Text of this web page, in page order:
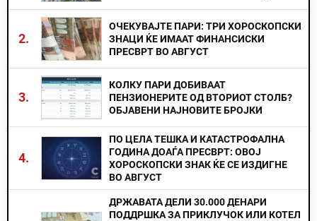
2.
ОЧЕКУВАЈТЕ ПАРИ: ТРИ ХОРОСКОПСКИ
ЗНАЦИ ЌЕ ИМААТ ФИНАНСИСКИ
ПРЕСВРТ ВО АВГУСТ
3.
КОЛКУ ПАРИ ДОБИВААТ
ПЕНЗИОНЕРИТЕ ОД ВТОРИОТ СТОЛБ?
ОБЈАВЕНИ НАЈНОВИТЕ БРОЈКИ
4.
ПО ЦЕЛА ТЕШКА И КАТАСТРОФАЛНА
ГОДИНА ДОАЃА ПРЕСВРТ: ОВОЈ
ХОРОСКОПСКИ ЗНАК ЌЕ СЕ ИЗДИГНЕ
ВО АВГУСТ
ДРЖАВАТА ДЕЛИ 30.000 ДЕНАРИ
ПОДДРШКА ЗА ПРИКЛУЧОК ИЛИ КОТЕЛ